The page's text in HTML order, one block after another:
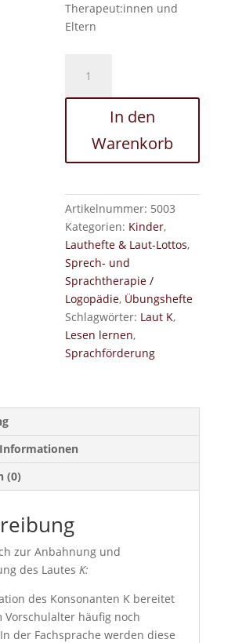
Therapeut:innen und
Eltern
den
Menge
In den
Warenkorb
Artikelnummer: 5003
Kategorien: Kinder,
Lauthefte & Laut-Lottos,
Sprech- und
Sprachtherapie /
Logopädie, Übungshefte
Schlagwörter: Laut K,
Lesen lernen,
Sprachförderung
(0)
zur Anbahnung und
des Lautes K:
des Konsonanten K bereitet
Vorschulalter häufig noch
der Fachsprache werden diese